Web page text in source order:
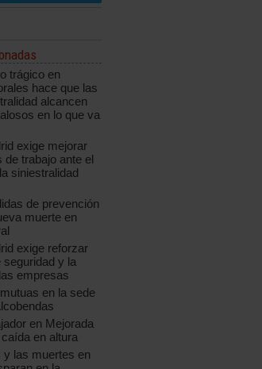
trágico en
hace que las
alcancen
en lo que va
exige mejorar
de trabajo ante el
siniestralidad
de prevención
muerte en
exige reforzar
seguridad y la
empresas
mutuas en la sede
en Mejorada
caída en altura
las muertes en